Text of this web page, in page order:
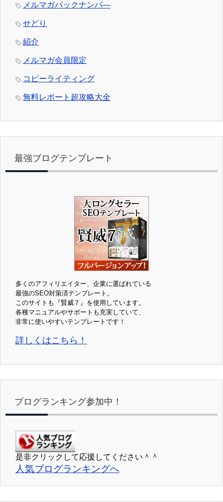
メルマガバックナンバ―
せどり
紹介
メルマガ会員限定
コピーライティング
無料レポート超攻略大全
最強ブログテンプレート
多くのアフィリエイター、企業に選ばれている
最強のSEO対策済テンプレート。
このサイトも『賢威７』を使用しています。
各種マニュアルやサポートも充実していて、
非常に使いやすいテンプレートです！
詳しくはこちら！
ブログランキング参加中！
是非クリックして応援してください＾＾
人気ブログランキングへ